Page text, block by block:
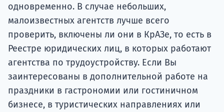
одновременно. В случае небольших,
малоизвестных агентств лучше всего
проверить, включены ли они в КрАЗе, то есть в
Реестре юридических лиц, в которых работают
агентства по трудоустройству. Если Вы
заинтересованы в дополнительной работе на
праздники в гастрономии или гостиничном
бизнесе, в туристических направлениях или